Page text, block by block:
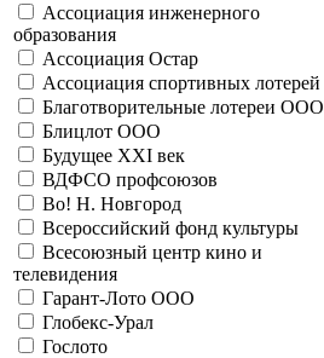
21036 - Праздничная
31025 - Крестики нолики
31026 - Крестики нолики
Больше
Всесоюзный центр кино
11002 - Дебют
Больше
Глобекс-Урал
21059 - Las Vegas
Больше
Гослото ООО
41059 - лотерея Старт
Больше
День Победы фонд
41018 - Год ребенка (ДЛ-2)
Ассоциация инженерного
образования
Ассоциация Остар
Ассоциация спортивных лотерей
Благотворительные лотереи ООО
Блицлот ООО
Будущее XXI век
ВДФСО профсоюзов
Во! Н. Новгород
Всероссийский фонд культуры
Всесоюзный центр кино и
телевидения
Гарант-Лото ООО
Глобекс-Урал
Гослото